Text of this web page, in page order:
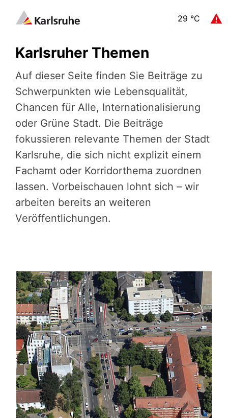
29 °C
Karlsruher Themen
Auf dieser Seite finden Sie Beiträge zu
Schwerpunkten wie Lebensqualität,
Chancen für Alle, Internationalisierung
oder Grüne Stadt. Die Beiträge
fokussieren relevante Themen der Stadt
Karlsruhe, die sich nicht explizit einem
Fachamt oder Korridorthema zuordnen
lassen. Vorbeischauen lohnt sich – wir
arbeiten bereits an weiteren
Veröffentlichungen.